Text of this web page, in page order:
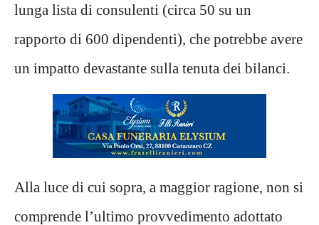
lunga lista di consulenti (circa 50 su un
rapporto di 600 dipendenti), che potrebbe avere
un impatto devastante sulla tenuta dei bilanci.
Alla luce di cui sopra, a maggior ragione, non si
comprende l’ultimo provvedimento adottato